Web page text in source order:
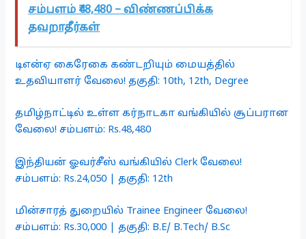
சம்பளம் ₹48,480 – விண்ணப்பிக்க
தவறாதீர்கள்
டிஎன்ஏ கைரேகை கண்டறியும் மையத்தில்
உதவியாளர் வேலை! தகுதி: 10th, 12th, Degree
தமிழ்நாட்டில் உள்ள கர்நாடகா வங்கியில் சூப்பரான
வேலை! சம்பளம்: Rs.48,480
இந்தியன் ஓவர்சீஸ் வங்கியில் Clerk வேலை!
சம்பளம்: Rs.24,050 | தகுதி: 12th
மின்சாரத் துறையில் Trainee Engineer வேலை!
சம்பளம்: Rs.30,000 | தகுதி: B.E/ B.Tech/ B.Sc